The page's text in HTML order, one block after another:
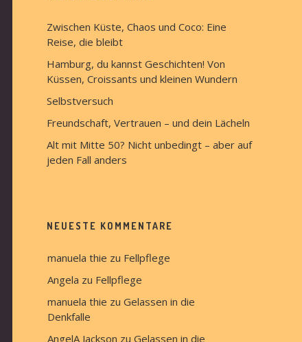
Zwischen Küste, Chaos und Coco: Eine
Reise, die bleibt
Hamburg, du kannst Geschichten! Von
Küssen, Croissants und kleinen Wundern
Selbstversuch
Freundschaft, Vertrauen – und dein Lächeln
Alt mit Mitte 50? Nicht unbedingt – aber auf
jeden Fall anders
NEUESTE KOMMENTARE
manuela thie zu Fellpflege
Angela zu Fellpflege
manuela thie zu Gelassen in die
Denkfalle
AngelA Jackson zu Gelassen in die